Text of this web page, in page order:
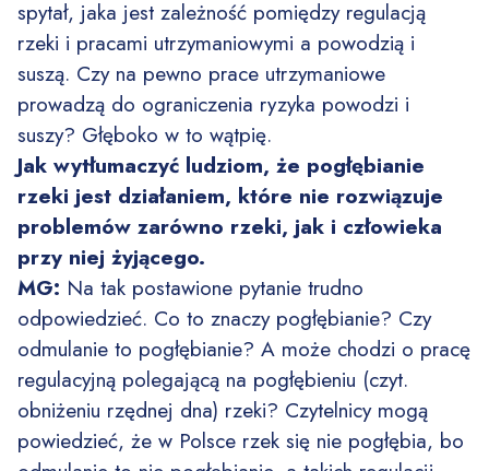
spytał, jaka jest zależność pomiędzy regulacją
rzeki i pracami utrzymaniowymi a powodzią i
suszą. Czy na pewno prace utrzymaniowe
prowadzą do ograniczenia ryzyka powodzi i
suszy? Głęboko w to wątpię.
Jak wytłumaczyć ludziom, że pogłębianie
rzeki jest działaniem, które nie rozwiązuje
problemów zarówno rzeki, jak i człowieka
przy niej żyjącego.
MG: Na tak postawione pytanie trudno
odpowiedzieć. Co to znaczy pogłębianie? Czy
odmulanie to pogłębianie? A może chodzi o pracę
regulacyjną polegającą na pogłębieniu (czyt.
obniżeniu rzędnej dna) rzeki? Czytelnicy mogą
powiedzieć, że w Polsce rzek się nie pogłębia, bo